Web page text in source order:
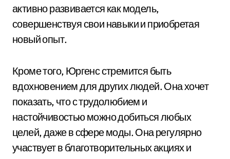
активно развивается как модель,
совершенствуя свои навыки и приобретая
новый опыт.
Кроме того, Юргенс стремится быть
вдохновением для других людей. Она хочет
показать, что с трудолюбием и
настойчивостью можно добиться любых
целей, даже в сфере моды. Она регулярно
участвует в благотворительных акциях и